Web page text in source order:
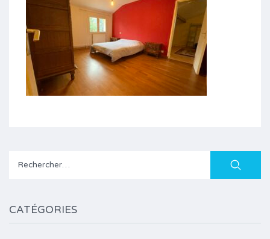
Rechercher :
CATÉGORIES